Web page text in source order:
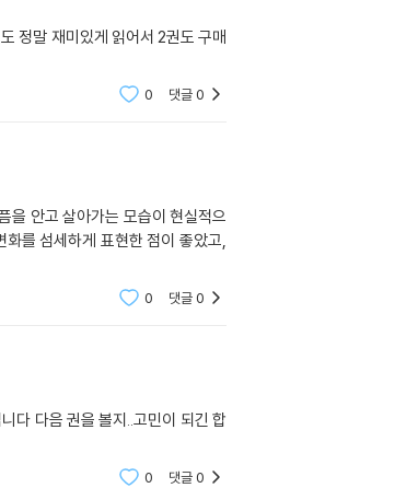
정말 재미있게 읽어서 2권도 구매
0 댓글0
을 안고 살아가는 모습이 현실적으
를 섬세하게 표현한 점이 좋았고,
0 댓글0
다 다음 권을 볼지..고민이 되긴 합
0 댓글0